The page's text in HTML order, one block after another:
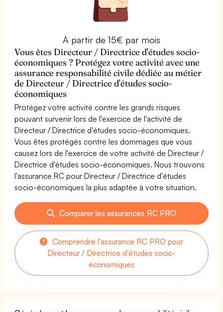
À partir de 15€ par mois
Vous êtes Directeur / Directrice d'études socio-
économiques ? Protégez votre activité avec une
assurance responsabilité civile dédiée au métier
de Directeur / Directrice d'études socio-
économiques
Protégez votre activité contre les grands risques
pouvant survenir lors de l'exercice de l'activité de
Directeur / Directrice d'études socio-économiques.
Vous êtes protégés contre les dommages que vous
causez lors de l'exercice de votre activité de Directeur /
Directrice d'études socio-économiques. Nous trouvons
l'assurance RC pour Directeur / Directrice d'études
socio-économiques la plus adaptée à votre situation.
Comparer les assurances RC PRO
Comprendre l'assurance RC PRO pour
Directeur / Directrice d'études socio-
économiques